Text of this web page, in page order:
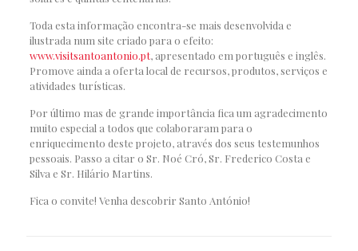
Toda esta informação encontra-se mais desenvolvida e
ilustrada num site criado para o efeito:
www.visitsantoantonio.pt, apresentado em português e inglês.
Promove ainda a oferta local de recursos, produtos, serviços e
atividades turísticas.
Por último mas de grande importância fica um agradecimento
muito especial a todos que colaboraram para o
enriquecimento deste projeto, através dos seus testemunhos
pessoais. Passo a citar o Sr. Noé Cró, Sr. Frederico Costa e
Silva e Sr. Hilário Martins.
Fica o convite! Venha descobrir Santo António!